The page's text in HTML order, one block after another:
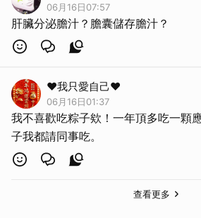
06月16日07:57
肝臟分泌膽汁？膽囊儲存膽汁？
❤我只愛自己❤
06月16日01:37
我不喜歡吃粽子欸！一年頂多吃一顆
子我都請同事吃。
查看更多